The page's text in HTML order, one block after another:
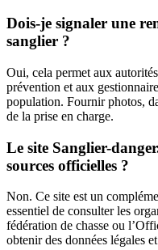
Dois-je signaler une
sanglier ?
Oui, cela permet aux
prévention et aux
population. Fournir photos,
de la prise en charge.
Le site Sanglier-
sources officielles ?
Non. Ce site est un
essentiel de consulter les
fédération de chasse ou
obtenir des données légales